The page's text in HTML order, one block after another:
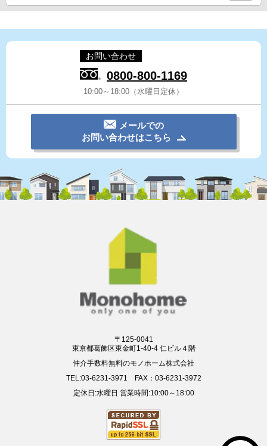
お問い合わせ
0800-800-1169
10:00～18:00（水曜日定休）
メールでの
お問い合わせはこちら
〒125-0041
東京都葛飾区東金町1-40-4 仁ビル４階
仲介手数料無料のモノホーム株式会社
TEL:03-6231-3971 FAX：03-6231-3972
定休日:水曜日 営業時間:10:00～18:00